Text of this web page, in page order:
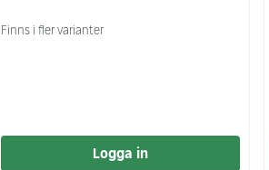
Finns i fler varianter
Logga in